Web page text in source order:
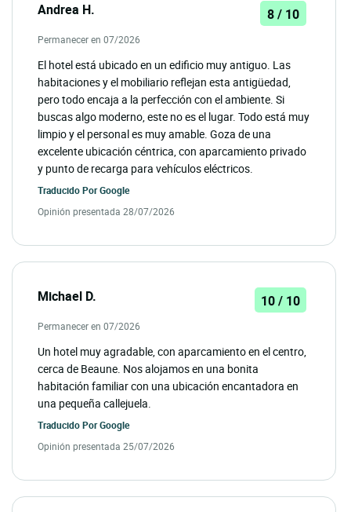
Andrea H. 8 / 10
Permanecer en 07/2026
El hotel está ubicado en un edificio muy antiguo. Las
habitaciones y el mobiliario reflejan esta antigüedad,
pero todo encaja a la perfección con el ambiente. Si
buscas algo moderno, este no es el lugar. Todo está muy
limpio y el personal es muy amable. Goza de una
excelente ubicación céntrica, con aparcamiento privado
y punto de recarga para vehículos eléctricos.
Traducido PorGoogle
Opinión presentada 28/07/2026
Michael D. 10 / 10
Permanecer en 07/2026
Un hotel muy agradable, con aparcamiento en el centro,
cerca de Beaune. Nos alojamos en una bonita
habitación familiar con una ubicación encantadora en
una pequeña callejuela.
Traducido PorGoogle
Opinión presentada 25/07/2026